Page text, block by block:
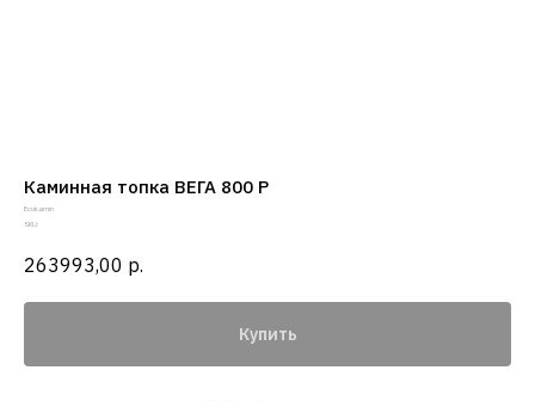
Каминная топка ВЕГА 800 P
Ecokamin
SKU:
263993,00 р.
Купить